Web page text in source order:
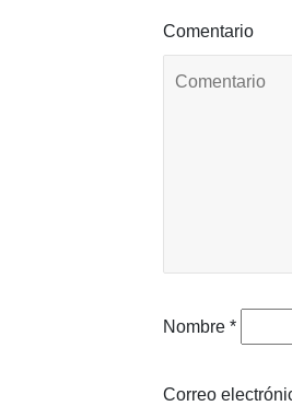
Comentario
Nombre*
Correo